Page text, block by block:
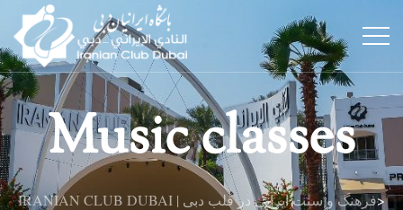
Music classes
IRANIAN CLUB DUBAI | فرهنگ و سنت ایرانی در قلب دبی>